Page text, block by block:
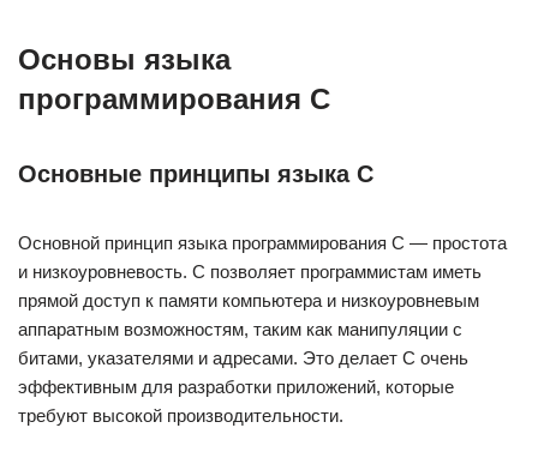
Основы языка
программирования C
Основные принципы языка C
Основной принцип языка программирования C — простота
и низкоуровневость. C позволяет программистам иметь
прямой доступ к памяти компьютера и низкоуровневым
аппаратным возможностям, таким как манипуляции с
битами, указателями и адресами. Это делает C очень
эффективным для разработки приложений, которые
требуют высокой производительности.